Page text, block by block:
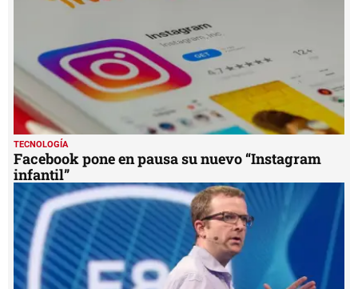
TECNOLOGÍA
Facebook pone en pausa su nuevo “Instagram
infantil”